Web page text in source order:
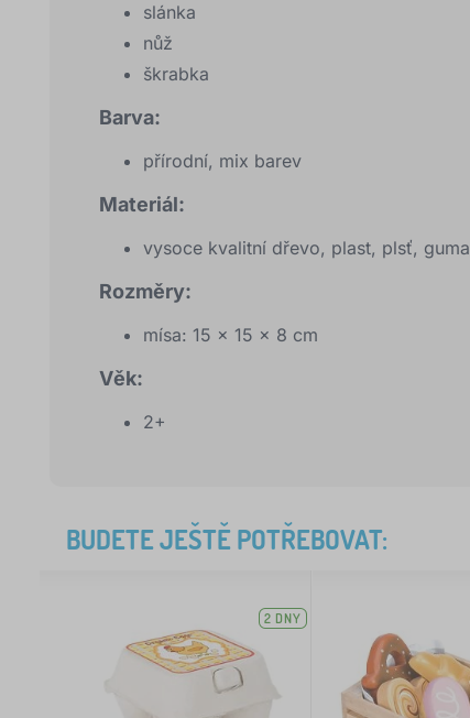
slánka
nůž
škrabka
Barva:
přírodní, mix barev
Materiál:
vysoce kvalitní dřevo, plast, plsť, guma
Rozměry:
mísa: 15 x 15 x 8 cm
Věk:
2+
BUDETE JEŠTĚ POTŘEBOVAT:
2 DNY